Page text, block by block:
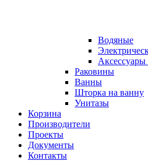
Водяные
Раковины
Ванны
Шторка на ванну
Унитазы
Корзина
Производители
Проекты
Документы
Контакты